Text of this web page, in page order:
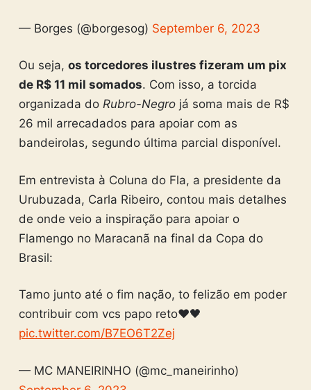
— Borges (@borgesog) September 6, 2023
Ou seja, os torcedores ilustres fizeram um pix
de R$ 11 mil somados. Com isso, a torcida
organizada do Rubro-Negrojá soma mais de R$
26 mil arrecadados para apoiar com as
bandeirolas, segundo última parcial disponível.
Em entrevista à Coluna do Fla, a presidente da
Urubuzada, Carla Ribeiro, contou mais detalhes
de onde veio a inspiração para apoiar o
Flamengo no Maracanã na final da Copa do
Brasil:
Tamo junto até o fim nação, to felizão em poder
contribuir com vcs papo reto❤️🖤
pic.twitter.com/B7EO6T2Zej
— MC MANEIRINHO (@mc_maneirinho)